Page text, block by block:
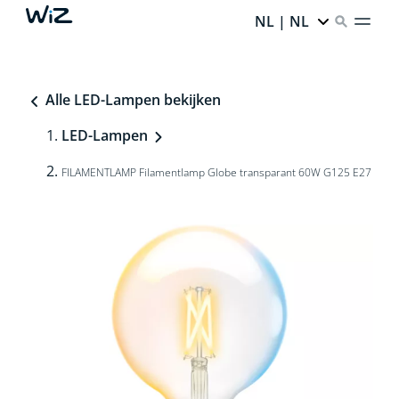
NL | NL
Alle LED-Lampen bekijken
LED-Lampen
FILAMENTLAMP Filamentlamp Globe transparant 60W G125 E27